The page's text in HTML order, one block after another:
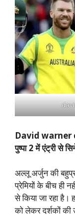
David warner
पुष्पा 2 में एंट्री से
अल्लू अर्जुन की
प्रेमियों के बीच ही
से किया जा रहा
को लेकर दर्शकों की